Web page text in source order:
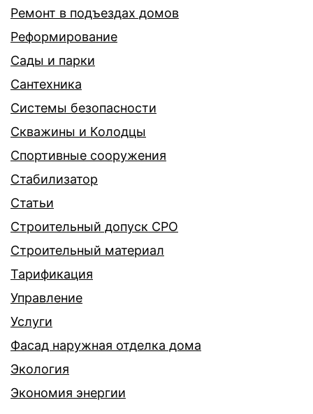
Ремонт в подъездах домов
Реформирование
Сады и парки
Сантехника
Системы безопасности
Скважины и Колодцы
Спортивные сооружения
Стабилизатор
Статьи
Строительный допуск СРО
Строительный материал
Тарификация
Управление
Услуги
Фасад наружная отделка дома
Экология
Экономия энергии